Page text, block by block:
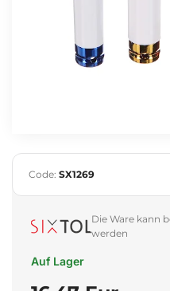
Code: SX1269
Die Ware kann
werden
Auf Lager